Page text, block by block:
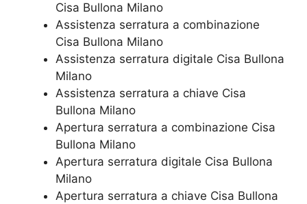
Cisa Bullona Milano
​Assistenza serratura​ ​a combinazione​
Cisa Bullona Milano
Assistenza serratura ​digitale​ Cisa Bullona
Milano
Assistenza serratura ​a chiave​ Cisa
Bullona Milano
​Apertura serratura​ ​a combinazione​ Cisa
Bullona Milano
Apertura serratura​ ​digitale​ Cisa Bullona
Milano
​Apertura serratura​ ​a chiave​ Cisa Bullona